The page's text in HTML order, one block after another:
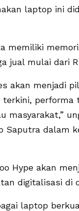
laptop ini
memiliki
jual mulai dari
akan menjadi
terkini,
masyarakat,”
Saputra dalam
Hype akan
digitalisasi di
laptop